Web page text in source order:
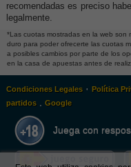
recomendadas es preciso
legalmente.
*Las cuotas mostradas en la web son
duro para poder ofrecerte las cuotas
a posibles cambios por parte de los
en la casa de apuestas antes de
Condiciones Legales· Política
partidos. Google
Juega con